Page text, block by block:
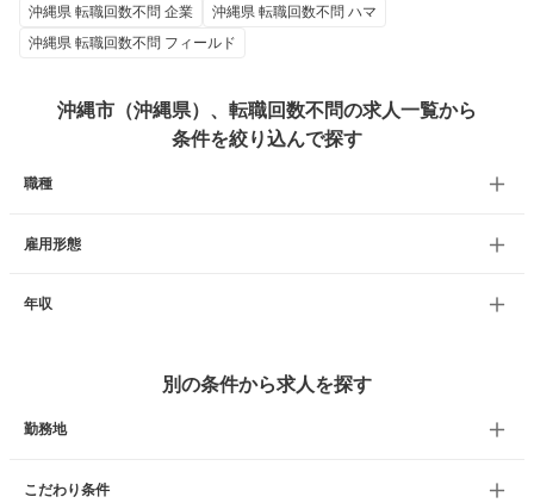
沖縄県 転職回数不問 企業
沖縄県 転職回数不問 ハマ
沖縄県 転職回数不問 フィールド
沖縄市（沖縄県）、転職回数不問の求人一覧から
条件を絞り込んで探す
職種
雇用形態
年収
別の条件から求人を探す
勤務地
こだわり条件